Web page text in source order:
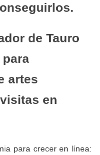
de Tauro
artes
en
para crecer en línea: